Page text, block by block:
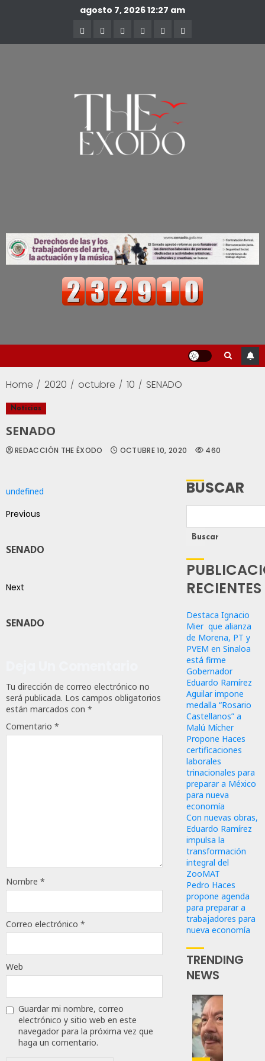
agosto 7, 202612:27 am
Home 2020 octubre 10 SENADO
Noticias
SENADO
REDACCIÓN THE ÉXODO OCTUBRE 10, 2020 460
undefined
Previous
SENADO
Next
SENADO
Tu dirección de correo electrónico no
será publicada. Los campos obligatorios
están marcados con *
Comentario *
Nombre *
Correo electrónico *
Web
Guardar mi nombre, correo
electrónico y sitio web en este
navegador para la próxima vez que
haga un comentario.
BUSCAR
Buscar
RECIENTES
Destaca Ignacio
Mier que alianza
de Morena, PT y
PVEM en Sinaloa
está firme
Gobernador
Eduardo Ramírez
Aguilar impone
medalla “Rosario
Castellanos” a
Malú Mícher
Propone Haces
certificaciones
laborales
trinacionales para
preparar a México
para nueva
economía
Con nuevas obras,
Eduardo Ramírez
impulsa la
transformación
integral del
ZooMAT
Pedro Haces
propone agenda
para preparar a
trabajadores para
nueva economía
TRENDING
NEWS